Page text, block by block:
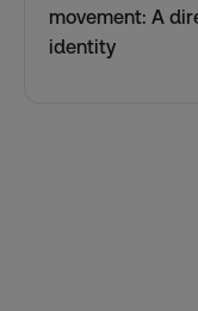
movement: A
identity